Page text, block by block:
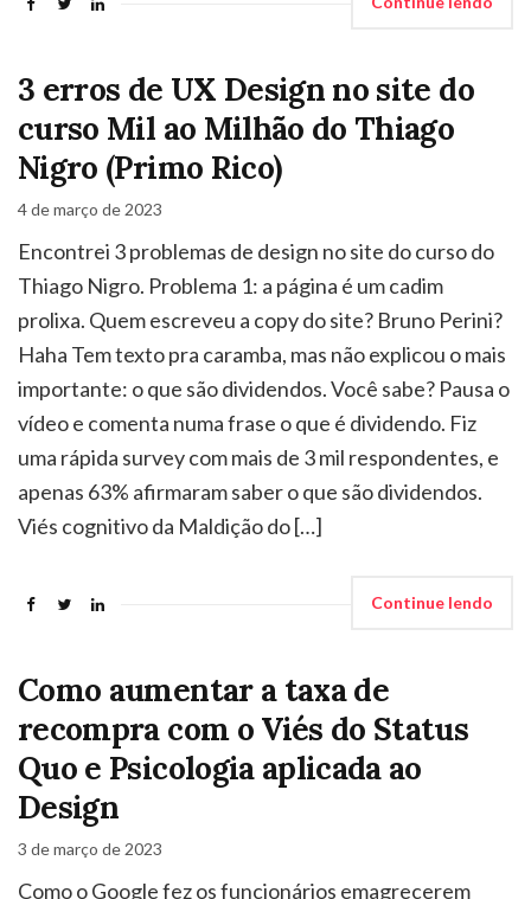
3 erros de UX Design no site do
curso Mil ao Milhão do Thiago
Nigro (Primo Rico)
4 de março de 2023
Encontrei 3 problemas de design no site do curso do
Thiago Nigro. Problema 1: a página é um cadim
prolixa. Quem escreveu a copy do site? Bruno Perini?
Haha Tem texto pra caramba, mas não explicou o mais
importante: o que são dividendos. Você sabe? Pausa o
vídeo e comenta numa frase o que é dividendo. Fiz
uma rápida survey com mais de 3 mil respondentes, e
apenas 63% afirmaram saber o que são dividendos.
Viés cognitivo da Maldição do […]
Continue lendo
Como aumentar a taxa de
recompra com o Viés do Status
Quo e Psicologia aplicada ao
Design
3 de março de 2023
Como o Google fez os funcionários emagrecerem